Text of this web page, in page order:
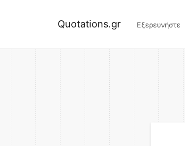
Quotations.gr Εξερευνήστε